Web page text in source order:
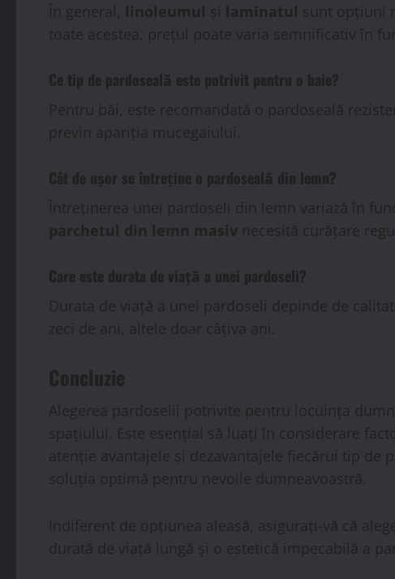
În general, linoleumul și laminatul sunt opțiuni
toate acestea, prețul poate varia semnificativ în
Ce tip de pardoseală este potrivit pentru o baie?
Pentru băi, este recomandată o pardoseală
previn apariția mucegaiului.
Cât de ușor se întreține o pardoseală din lemn?
Întreținerea unei pardoseli din lemn variază în
parchetul din lemn masiv necesită curățare
Care este durata de viață a unei pardoseli?
Durata de viață a unei pardoseli depinde de
zeci de ani, altele doar câțiva ani.
Concluzie
Alegerea pardoselii potrivite pentru locuința
spațiului. Este esențial să luați în considerare
atenție avantajele și dezavantajele fiecărui tip de
soluția optimă pentru nevoile dumneavoastră.
Indiferent de opțiunea aleasă, asigurați-vă că
durată de viață lungă și o estetică impecabilă a